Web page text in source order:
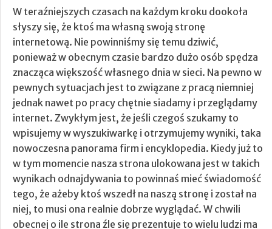
W teraźniejszych czasach na każdym kroku dookoła
słyszy się, że ktoś ma własną swoją stronę
internetową. Nie powinniśmy się temu dziwić,
ponieważ w obecnym czasie bardzo dużo osób spędza
znacząca większość własnego dnia w sieci. Na pewno w
pewnych sytuacjach jest to związane z pracą niemniej
jednak nawet po pracy chętnie siadamy i przeglądamy
internet. Zwykłym jest, że jeśli czegoś szukamy to
wpisujemy w wyszukiwarkę i otrzymujemy wyniki, taka
nowoczesna panorama firm i encyklopedia. Kiedy już to
w tym momencie nasza strona ulokowana jest w takich
wynikach odnajdywania to powinnaś mieć świadomość
tego, że ażeby ktoś wszedł na naszą stronę i został na
niej, to musi ona realnie dobrze wyglądać. W chwili
obecnej o ile strona źle się prezentuje to wielu ludzi ma